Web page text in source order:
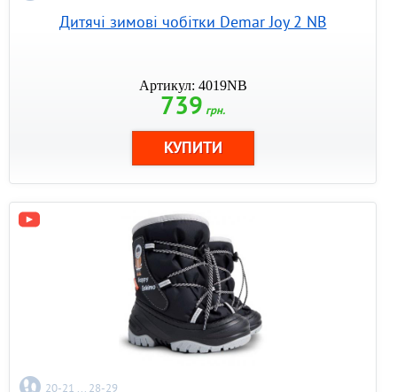
Дитячі зимові чобітки Demar Joy 2 NB
Артикул: 4019NB
739 грн.
20-21 ... 28-29